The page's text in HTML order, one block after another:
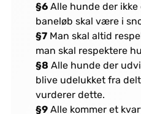
§6Alle hunde der ikke
baneløb skal være i
§7Man skal altid
man skal respektere
§8 Alle hunde der
blive udelukket fra
vurderer dette.
§9Alle kommer et